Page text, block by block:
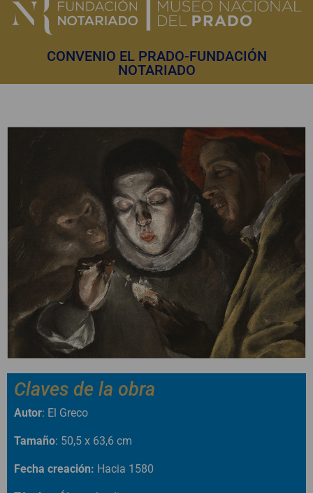
CONVENIO EL PRADO-FUNDACIÓN
NOTARIADO
Claves de la obra
Autor: El Greco
Tamaño: 50,5 x 63,6 cm
Fecha creación: Hacia 1580